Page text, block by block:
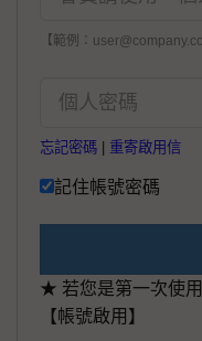
【範例：
忘記密碼 重寄啟用信
記住帳號密碼
★ 若您是第一次使
【帳號啟用】